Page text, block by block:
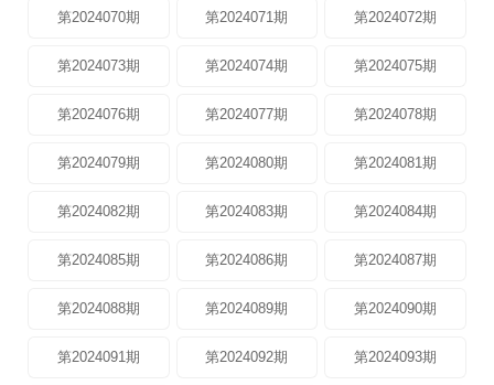
第2024070期 第2024071期 第2024072期
第2024073期 第2024074期 第2024075期
第2024076期 第2024077期 第2024078期
第2024079期 第2024080期 第2024081期
第2024082期 第2024083期 第2024084期
第2024085期 第2024086期 第2024087期
第2024088期 第2024089期 第2024090期
第2024091期 第2024092期 第2024093期